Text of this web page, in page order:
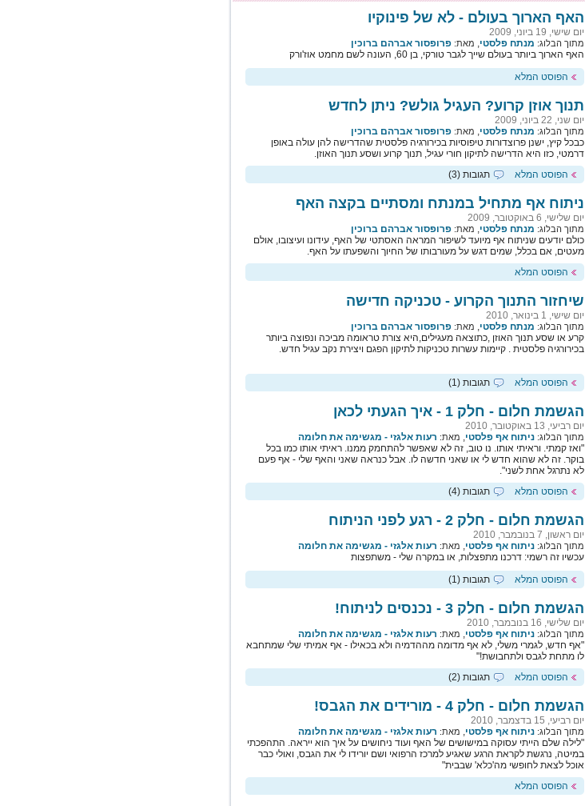
האף הארוך בעולם - לא של פינוקיו
יום שישי, 19 ביוני, 2009
מתוך הבלוג: מנתח פלסטי, מאת: פרופסור אברהם ברוכין
האף הארוך ביותר בעולם שייך לגבר טורקי, בן 60, העונה לשם מחמט אוז'ורק
הפוסט המלא
תנוך אוזן קרוע? העגיל גולש? ניתן לחדש
יום שני, 22 ביוני, 2009
מתוך הבלוג: מנתח פלסטי, מאת: פרופסור אברהם ברוכין
כבכל קיץ, ישנן פרוצדורות טיפוסיות בכירורגיה פלסטית שהדרישה להן עולה באופן
דרמטי, כזו היא הדרישה לתיקון חורי עגיל, תנוך קרוע ושסע תנוך האוזן.
הפוסט המלא
תגובות (3)
ניתוח אף מתחיל במנתח ומסתיים בקצה האף
יום שלישי, 6 באוקטובר, 2009
מתוך הבלוג: מנתח פלסטי, מאת: פרופסור אברהם ברוכין
כולם יודעים שניתוח אף מיועד לשיפור המראה האסתטי של האף, עידונו ועיצובו, אולם
מעטים, אם בכלל, שמים דגש על מעורבותו של החיוך והשפעתו על האף.
הפוסט המלא
שיחזור התנוך הקרוע - טכניקה חדישה
יום שישי, 1 בינואר, 2010
מתוך הבלוג: מנתח פלסטי, מאת: פרופסור אברהם ברוכין
קרע או שסע תנוך האוזן ,כתוצאה מעגילים,היא צורת טראומה מביכה ונפוצה ביותר
בכירורגיה פלסטית . קיימות עשרות טכניקות לתיקון הפגם ויצירת נקב עגיל חדש.
הפוסט המלא תגובות (1)
הגשמת חלום - חלק 1 - איך הגעתי לכאן
יום רביעי, 13 באוקטובר, 2010
מתוך הבלוג: ניתוח אף פלסטי, מאת: רעות אלגזי - מגשימה את חלומה
"ואז קמתי. וראיתי אותו. נו טוב, זה לא שאפשר להתחמק ממנו. ראיתי אותו כמו בכל
בוקר. זה לא שהוא חדש לי או שאני חדשה לו. אבל כנראה שאני והאף שלי - אף פעם
לא נתרגל אחת לשני".
הפוסט המלא
תגובות (4)
הגשמת חלום - חלק 2 - רגע לפני הניתוח
יום ראשון, 7 בנובמבר, 2010
מתוך הבלוג: ניתוח אף פלסטי, מאת: רעות אלגזי - מגשימה את חלומה
עכשיו זה רשמי: דרכנו מתפצלות, או במקרה שלי - משתפצות
הפוסט המלא
תגובות (1)
הגשמת חלום - חלק 3 - נכנסים לניתוח!
יום שלישי, 16 בנובמבר, 2010
מתוך הבלוג: ניתוח אף פלסטי, מאת: רעות אלגזי - מגשימה את חלומה
"אף חדש, לגמרי משלי, לא אף מדומה מההדמיה ולא בכאילו - אף אמיתי שלי שמתחבא
לו מתחת לגבס ולתחבושת!"
הפוסט המלא
תגובות (2)
הגשמת חלום - חלק 4 - מורידים את הגבס!
יום רביעי, 15 בדצמבר, 2010
מתוך הבלוג: ניתוח אף פלסטי, מאת: רעות אלגזי - מגשימה את חלומה
"לילה שלם הייתי עסוקה במישושים של האף ועוד ניחושים על איך הוא ייראה. התהפכתי
במיטה, נרגשת לקראת הרגע שאגיע למרכז הרפואי ושם יורידו לי את הגבס, ואולי כבר
אוכל לצאת לחופשי מה'כלא' שבבית"
הפוסט המלא